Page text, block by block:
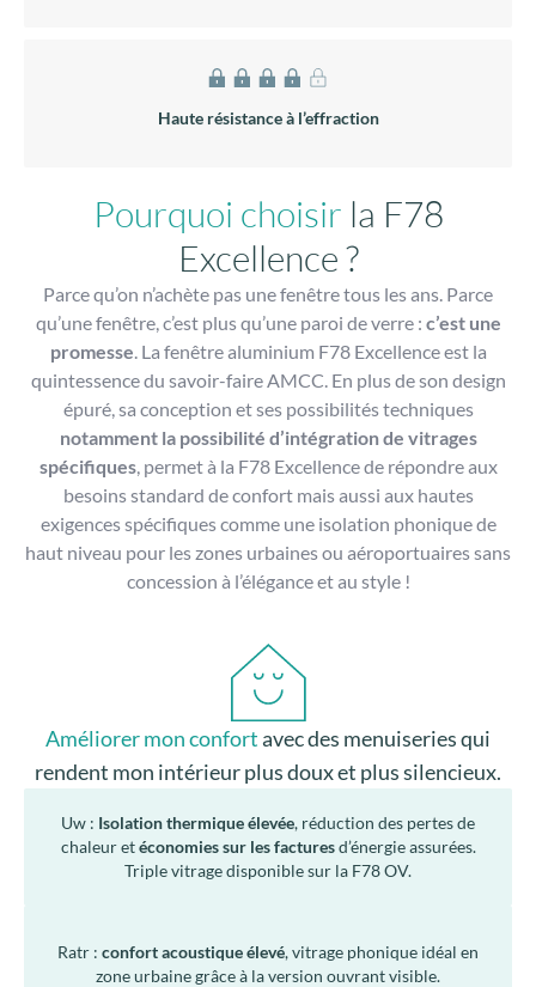
Pourquoi choisir
Excellence ?
promesse. La fenêtre aluminium F78 Excellence est la
quintessence du savoir-faire AMCC. En plus de son design
épuré, sa conception et ses possibilités techniques
notamment la possibilité d’intégration de vitrages
spécifiques, permet à la F78 Excellence de répondre aux
besoins standard de confort mais aussi aux hautes
exigences spécifiques comme une isolation phonique de
haut niveau pour les zones urbaines ou aéroportuaires sans
concession à l’élégance et au style !
rendent mon intérieur plus doux et plus silencieux.
Isolation thermique élevée
économies sur les factures
Triple vitrage disponible sur la F78 OV.
Ratr :confort acoustique élevé, vitrage phonique idéal en
zone urbaine grâce à la version ouvrant visible.